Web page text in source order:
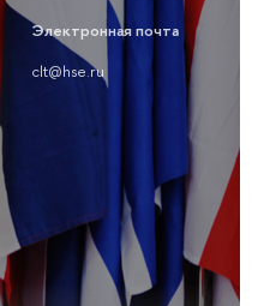
Электронная почта
clt@hse.ru